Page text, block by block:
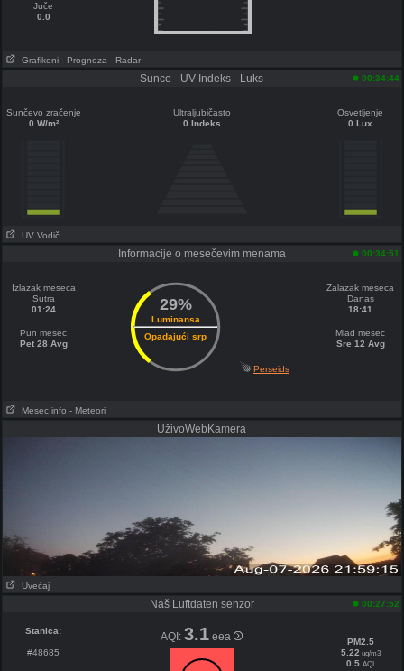
Juče
0.0
Grafikoni - Prognoza - Radar
Sunce - UV-Indeks - Luks 00:34:44
Sunčevo zračenje
0 W/m²
Ultraljubičasto
0 Indeks
Osvetljenje
0 Lux
UV Vodič
Informacije o mesečevim menama 00:34:51
Izlazak meseca
Sutra
01:24
Pun mesec
Pet 28 Avg
29%
Luminansa
Opadajući srp
Zalazak meseca
Danas
18:41
Mlad mesec
Sre 12 Avg
Perseids
Mesec info - Meteori
UživoWebKamera
Uvećaj
Naš Luftdaten senzor 00:27:52
Stanica:
#48685
AQI:3.1 eea
PM2.5
5.22 ug/m3
0.5 AQI